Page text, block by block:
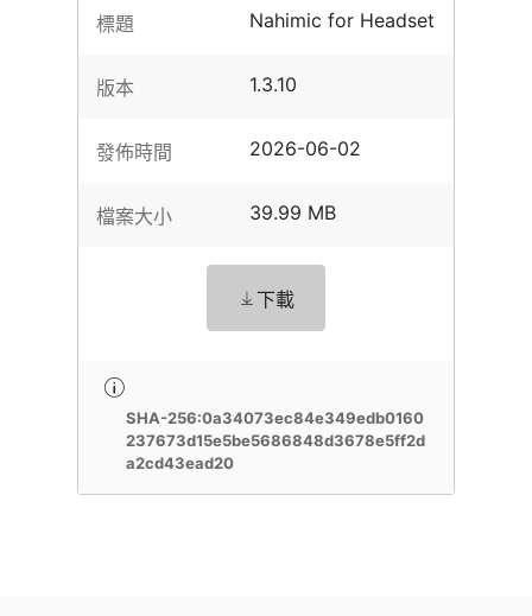
標題 Nahimic for Headset
版本 1.3.10
發佈時間 2026-06-02
檔案大小 39.99 MB
下載
SHA-256:0a34073ec84e349edb0160
237673d15e5be5686848d3678e5ff2d
a2cd43ead20